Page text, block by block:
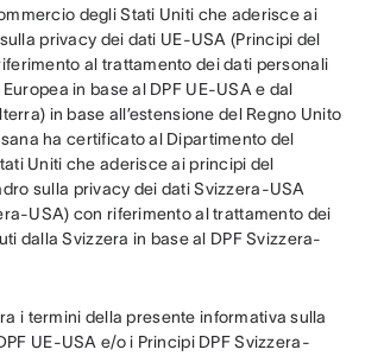
degli Stati Uniti che aderisce ai
privacy dei dati UE-USA (Principi del
al trattamento dei dati personali
in base al DPF UE-USA e dal
in base all’estensione del Regno Unito
ha certificato al Dipartimento del
Uniti che aderisce ai principi del
sulla privacy dei dati Svizzera-USA
USA) con riferimento al trattamento dei
dalla Svizzera in base al DPF Svizzera-
i termini della presente informativa sulla
UE-USA e/o i Principi DPF Svizzera-